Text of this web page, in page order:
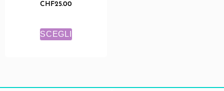
CHF25.00
SCEGLI